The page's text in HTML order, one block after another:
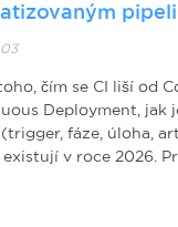
čím se CI liší od
Deployment, jak
fáze, úloha,
existují v roce 2026.